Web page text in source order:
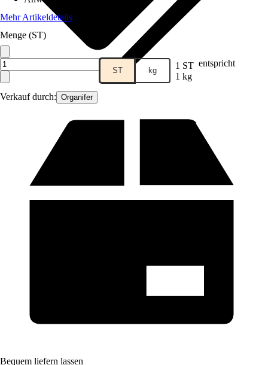
Verkauf durch: Organifer
Mehr Artikeldetails
Menge (ST)
ST kg 1 ST entspricht
1 kg
Bequem liefern lassen